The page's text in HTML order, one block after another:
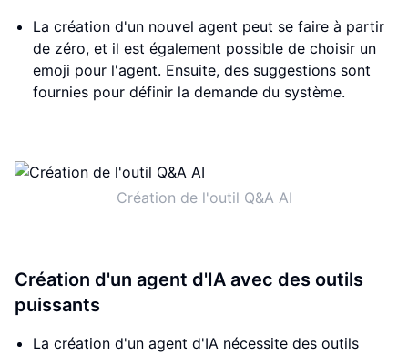
La création d'un nouvel agent peut se faire à partir
de zéro, et il est également possible de choisir un
emoji pour l'agent. Ensuite, des suggestions sont
fournies pour définir la demande du système.
Création de l'outil Q&A AI
Création d'un agent d'IA avec des outils
puissants
La création d'un agent d'IA nécessite des outils